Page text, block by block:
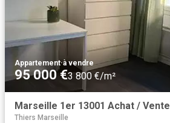
Appartement·à vendre
95 000 €3 800 €/m²
Thiers Marseille